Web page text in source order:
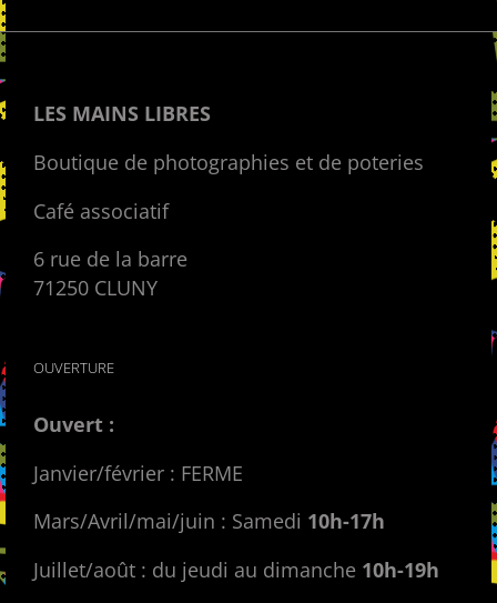
LES MAINS LIBRES
Boutique de photographies et de poteries
Café associatif
6 rue de la barre
71250 CLUNY
OUVERTURE
Ouvert :
Janvier/février : FERME
Mars/Avril/mai/juin : Samedi 10h-17h
Juillet/août : du jeudi au dimanche 10h-19h